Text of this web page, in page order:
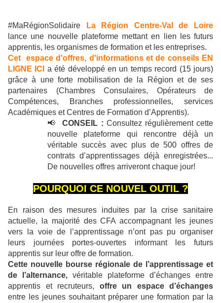
#MaRégionSolidaire
La Région Centre-Val de Loire
lance une nouvelle plateforme mettant en lien les futurs
apprentis, les organismes de formation et les entreprises.
Cet espace d'offres, d'informations et de conseils EN
LIGNE ICI a été développé en un temps record (15 jours)
grâce à une forte mobilisation de la Région et de ses
partenaires (Chambres Consulaires, Opérateurs de
Compétences, Branches professionnelles, services
Académiques et Centres de Formation d’Apprentis).
📢CONSEIL : Consultez régulièrement cette
nouvelle plateforme qui rencontre déjà un
véritable succès avec plus de 500 offres de
contrats d’apprentissages déjà enregistrées...
De nouvelles offres arriveront chaque jour!
POURQUOI CE NOUVEL OUTIL ?
En raison des mesures induites par la crise sanitaire
actuelle, la majorité des CFA accompagnant les jeunes
vers la voie de l’apprentissage n’ont pas pu organiser
leurs journées portes-ouvertes informant les futurs
apprentis sur leur offre de formation.
Cette nouvelle bourse régionale de l’apprentissage et
de l’alternance, véritable plateforme d’échanges entre
apprentis et recruteurs, offre un espace d’échanges
entre les jeunes souhaitant préparer une formation par la